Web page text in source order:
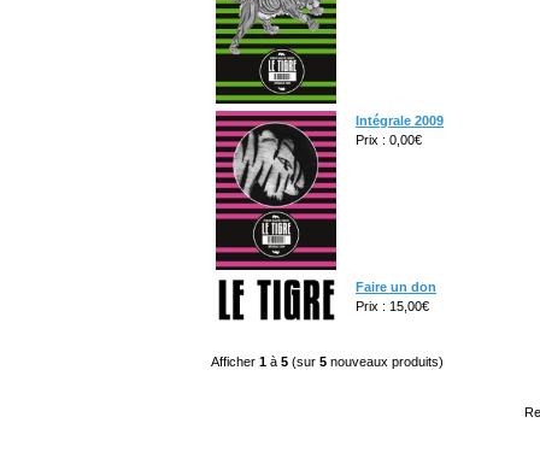
Intégrale 2009
Prix : 0,00€
Faire un don
Prix : 15,00€
Afficher 1 à 5 (sur 5 nouveaux produits)